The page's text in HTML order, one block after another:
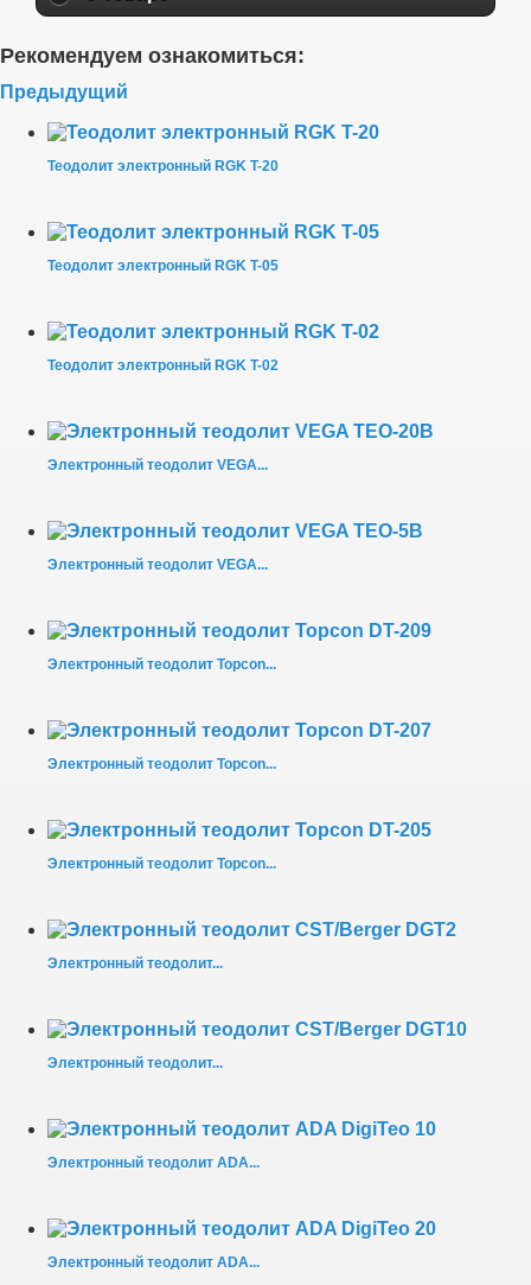
Рекомендуем ознакомиться:
Предыдущий
Теодолит электронный RGK T-20
Теодолит электронный RGK T-05
Теодолит электронный RGK T-02
Электронный теодолит VEGA...
Электронный теодолит VEGA...
Электронный теодолит Topcon...
Электронный теодолит Topcon...
Электронный теодолит Topcon...
Электронный теодолит...
Электронный теодолит...
Электронный теодолит ADA...
Электронный теодолит ADA...